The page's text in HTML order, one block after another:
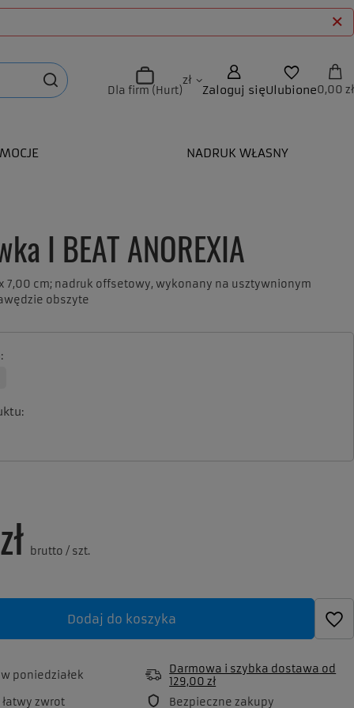
Dla firm (Hurt)
zł
Zaloguj sięUlubione0,00 zł
NADRUK WŁASNY
I BEAT ANOREXIA
7,00 cm; nadruk offsetowy, wykonany na usztywnionym
obszyte
brutto / szt.
Dodaj do koszyka
w poniedziałek Darmowa i szybka dostawa od
129,00 zł
zwrot Bezpieczne zakupy